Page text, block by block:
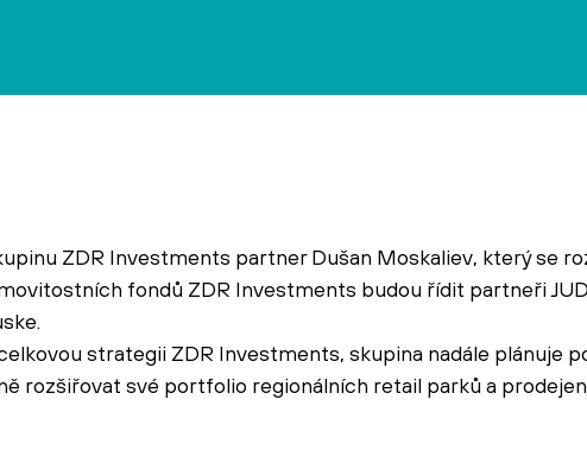
ZDR Investments partner Dušan Moskaliev, který se
fondů ZDR Investments budou řídit partneři
strategii ZDR Investments, skupina nadále plánuje
rozšiřovat své portfolio regionálních retail parků a